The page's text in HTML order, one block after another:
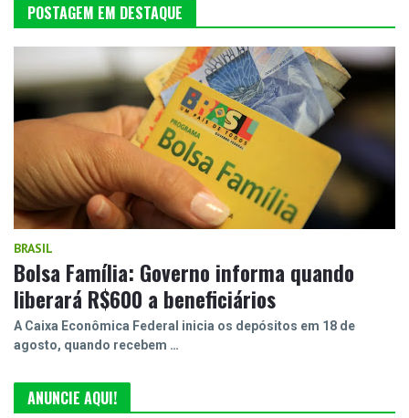
POSTAGEM EM DESTAQUE
BRASIL
Bolsa Família: Governo informa quando
liberará R$600 a beneficiários
A Caixa Econômica Federal inicia os depósitos em 18 de
agosto, quando recebem …
ANUNCIE AQUI!